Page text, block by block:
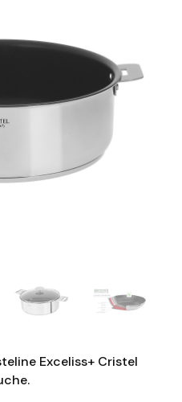
Exceliss+ Cristel